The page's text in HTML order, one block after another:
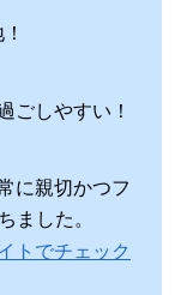
ごしやすい！
に親切かつフ
ました。
トでチェック